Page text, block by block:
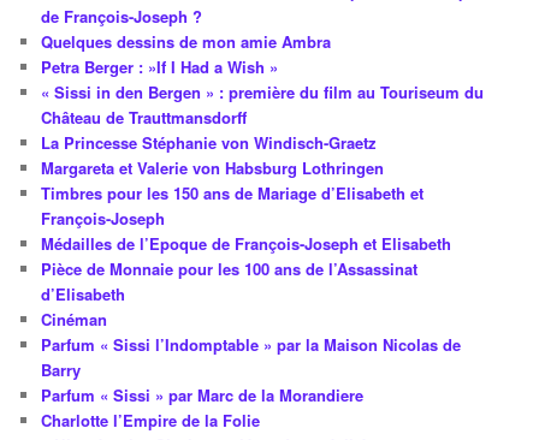
de François-Joseph ?
Quelques dessins de mon amie Ambra
Petra Berger : »If I Had a Wish »
« Sissi in den Bergen » : première du film au Touriseum du
Château de Trauttmansdorff
La Princesse Stéphanie von Windisch-Graetz
Margareta et Valerie von Habsburg Lothringen
Timbres pour les 150 ans de Mariage d’Elisabeth et
François-Joseph
Médailles de l’Epoque de François-Joseph et Elisabeth
Pièce de Monnaie pour les 100 ans de l’Assassinat
d’Elisabeth
Cinéman
Parfum « Sissi l’Indomptable » par la Maison Nicolas de
Barry
Parfum « Sissi » par Marc de la Morandiere
Charlotte l’Empire de la Folie